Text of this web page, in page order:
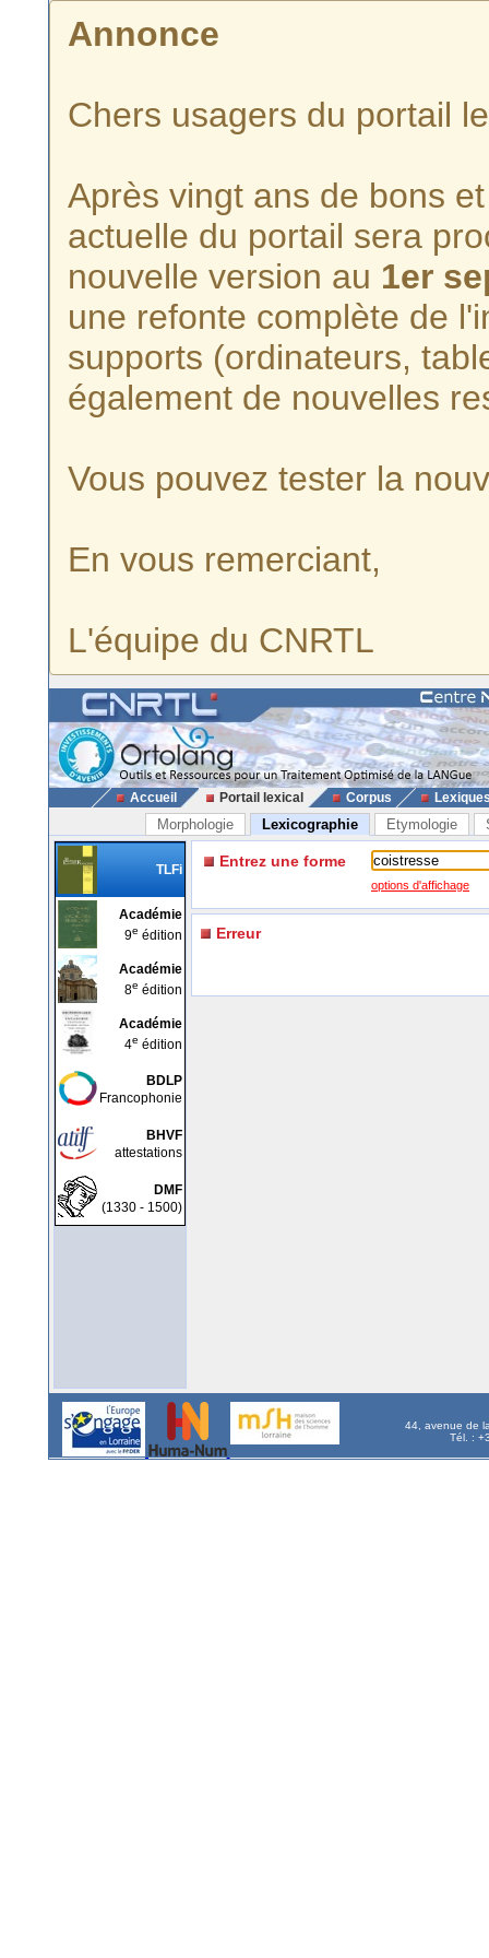
Annonce
Chers usagers du portail
Après vingt ans de bons
actuelle du portail sera
nouvelle version au 1er
une refonte complète de
supports (ordinateurs,
également de nouvelles
Vous pouvez tester la
En vous remerciant,
L'équipe du CNRTL
Accueil Portail lexical Corpus
Morphologie Lexicographie Etymologie
TLFi
Académie
9e édition
Académie
8e édition
Académie
4e édition
BDLP
Francophonie
BHVF
attestations
DMF
(1330 - 1500)
Entrez une forme
options d'affichage
Erreur
44, avenue de
Tél. :